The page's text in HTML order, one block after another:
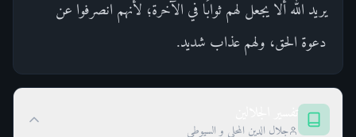
يريد الله ألا يجعل لهم ثوابًا في الآخرة؛ لأنهم انصرفوا عن
دعوة الحق، ولهم عذاب شديد.
جلال الدين المحلي و السيوطي